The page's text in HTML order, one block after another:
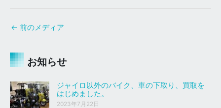
← 前のメディア
お知らせ
ジャイロ以外のバイク、車の下取り、買取を
はじめました。
2023年7月22日